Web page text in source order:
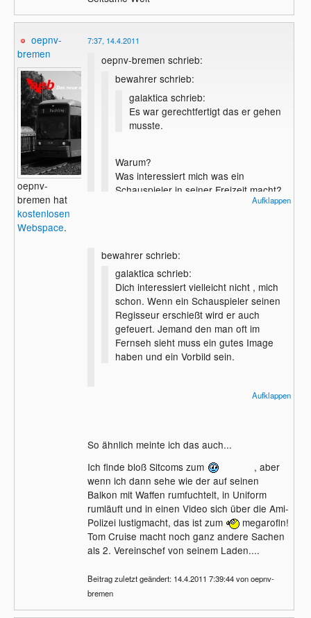
oepnv-
bremen
oepnv-
bremen hat
kostenlosen
Webspace.
7:37, 14.4.2011
oepnv-bremen schrieb:
bewahrer schrieb:
galaktica schrieb:
Es war gerechtfertigt das er gehen
musste.
Warum?
Was interessiert mich was ein
Schauspieler in seiner Freizeit macht?
Tom Cruise ist auch beknackt - und
mal gesehen.
Als Schauspieler ist Charlie gut, und
das zählt - zumindest für mich.
Der ist im wahren Leben lustiger als in
seiner Serie [eingespielter Lacher:
hahaha], das habe ich ja auch schon
geschrieben. Sitcoms sind wie GZSZ, bloß
aus Amerika. Was ist daran denn toll?
[eingespieltes: meeeeeeeeeeeeeeeen]
Aufklappen
bewahrer schrieb:
galaktica schrieb:
Dich interessiert vielleicht nicht , mich
schon. Wenn ein Schauspieler seinen
Regisseur erschießt wird er auch
gefeuert. Jemand den man oft im
Fernseh sieht muss ein gutes Image
haben und ein Vorbild sein.
Wenn er jemand erschießt - ist er im Knast
als Vorbild ist doch seltsam.
Wir erfahren nur über das Privatleben der
"Stars", weil irgendwelche irren Paparazzi
keinen Anstand besitzen und ihnen ihr
Privatleben stehlen.
Und dann gibt es Hornochsen die sich
auch noch dafür interessieren.
Das ist doch Krank.
Ich schaue mir was im TV oder Kino an,
und freue mich über die Abwechslung -
Aufklappen
So ähnlich meinte ich das auch...
Ich finde bloß Sitcoms zum
, aber
wenn ich dann sehe wie der auf seinen
Balkon mit Waffen rumfuchtelt, in Uniform
rumläuft und in einen Video sich über die Ami-
Polizei lustigmacht, das ist zum
megarofln!
Tom Cruise macht noch ganz andere Sachen
als 2. Vereinschef von seinem Laden....
Beitrag zuletzt geändert: 14.4.2011 7:39:44 von oepnv-
bremen